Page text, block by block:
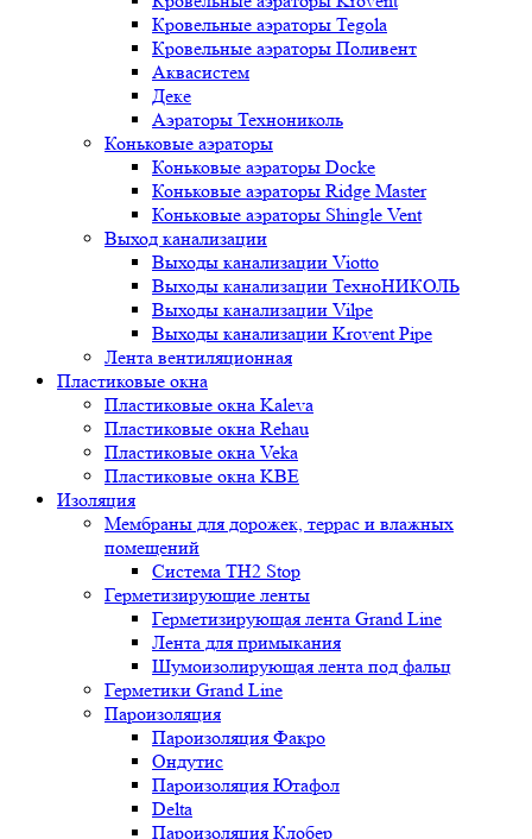
Кровельные аэраторы Tegola
Кровельные аэраторы Поливент
Аквасистем
Деке
Аэраторы Технониколь
Коньковые аэраторы
Коньковые аэраторы Docke
Коньковые аэраторы Ridge Master
Коньковые аэраторы Shingle Vent
Выход канализации
Выходы канализации Viotto
Выходы канализации ТехноНИКОЛЬ
Выходы канализации Vilpe
Выходы канализации Krovent Pipe
Лента вентиляционная
Пластиковые окна
Пластиковые окна Kaleva
Пластиковые окна Rehau
Пластиковые окна Veka
Пластиковые окна KBE
Изоляция
Мембраны для дорожек, террас и влажных
помещений
Система TH2 Stop
Герметизирующие ленты
Герметизирующая лента Grand Line
Лента для примыкания
Шумоизолирующая лента под фальц
Герметики Grand Line
Пароизоляция
Пароизоляция Факро
Ондутис
Пароизоляция Ютафол
Delta
Пароизоляция Клобер